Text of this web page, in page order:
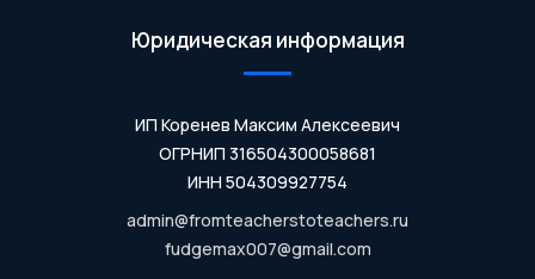
Юридическая информация
ИП Коренев Максим Алексеевич
ОГРНИП 316504300058681
ИНН 504309927754
admin@fromteacherstoteachers.ru
fudgemax007@gmail.com